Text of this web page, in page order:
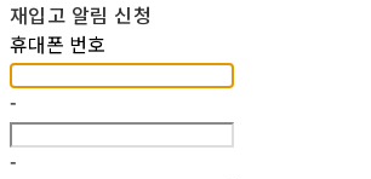
재입고 알림 신청
휴대폰 번호
-
-